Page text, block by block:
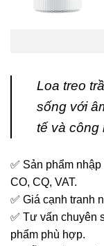
Loa treo
sống với
tế và công
✅ Sản phẩm
CO, CQ, VAT.
✅ Giá cạnh tranh
✅ Tư vấn chuyên
phẩm phù hợp.